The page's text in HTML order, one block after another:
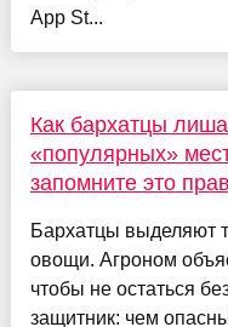
App St...
Как бархатцы
«популярных»
запомните это
Бархатцы выделяют
овощи. Агроном
чтобы не остаться
защитник: чем